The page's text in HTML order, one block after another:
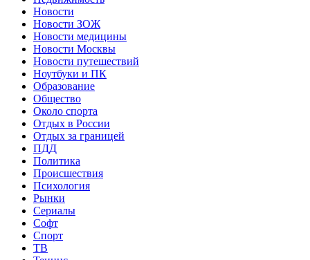
Новости
Новости ЗОЖ
Новости медицины
Новости Москвы
Новости путешествий
Ноутбуки и ПК
Образование
Общество
Около спорта
Отдых в России
Отдых за границей
ПДД
Политика
Происшествия
Психология
Рынки
Сериалы
Софт
Спорт
ТВ